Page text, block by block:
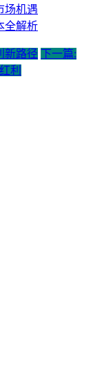
场机遇
全解析
新路径 下一篇:
利